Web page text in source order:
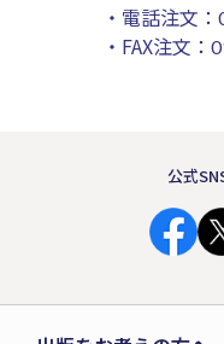
・電話注文：
・FAX注文：
公式